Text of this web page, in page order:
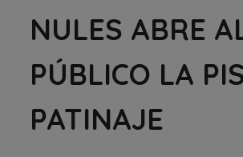
NULES ABRE
PÚBLICO LA
PATINAJE